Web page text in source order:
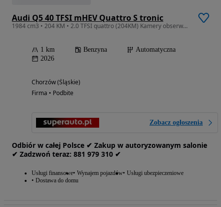
Audi Q5 40 TFSI mHEV Quattro S tronic
1984 cm3 • 204 KM • 2.0 TFSI quattro (204KM) Kamery obserwujące otoczenie
1 km Benzyna
Automatyczna
2026
Chorzów (Śląskie)
Firma • Podbite
Zobacz ogłoszenia
Odbiór w całej Polsce ✔ Zakup w autoryzowanym salonie
✔ Zadzwoń‎ t‎eraz: ‎881‎ 979‎ 310 ✔
Usługi finansowe Wynajem pojazdów Usługi ubezpieczeniowe
Dostawa do domu